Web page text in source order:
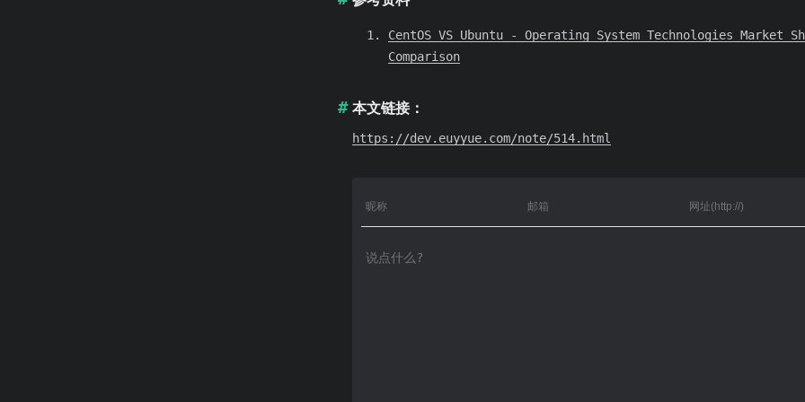
CentOS VS Ubuntu - Operating System Technologies Market
Comparison
本文链接：
https://dev.euyyue.com/note/514.html